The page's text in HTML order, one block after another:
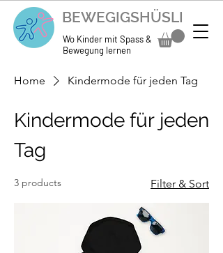
BEWEGIGSHÜSLI
Wo Kinder mit Spass &
Bewegung lernen
Home Kindermode für jeden Tag
Kindermode für jeden
Tag
3 products Filter & Sort